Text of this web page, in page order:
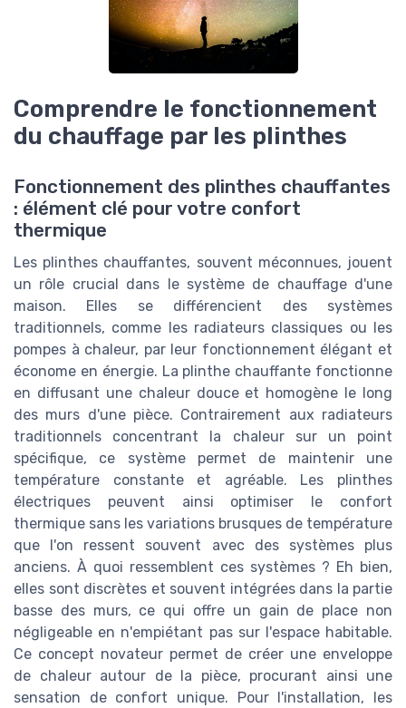
Comprendre le fonctionnement
du chauffage par les plinthes
Fonctionnement des plinthes chauffantes
: élément clé pour votre confort
thermique
Les plinthes chauffantes, souvent méconnues, jouent
un rôle crucial dans le système de chauffage d'une
maison. Elles se différencient des systèmes
traditionnels, comme les radiateurs classiques ou les
pompes à chaleur, par leur fonctionnement élégant et
économe en énergie. La plinthe chauffante fonctionne
en diffusant une chaleur douce et homogène le long
des murs d'une pièce. Contrairement aux radiateurs
traditionnels concentrant la chaleur sur un point
spécifique, ce système permet de maintenir une
température constante et agréable. Les plinthes
électriques peuvent ainsi optimiser le confort
thermique sans les variations brusques de température
que l'on ressent souvent avec des systèmes plus
anciens. À quoi ressemblent ces systèmes ? Eh bien,
elles sont discrètes et souvent intégrées dans la partie
basse des murs, ce qui offre un gain de place non
négligeable en n'empiétant pas sur l'espace habitable.
Ce concept novateur permet de créer une enveloppe
de chaleur autour de la pièce, procurant ainsi une
sensation de confort unique. Pour l'installation, les